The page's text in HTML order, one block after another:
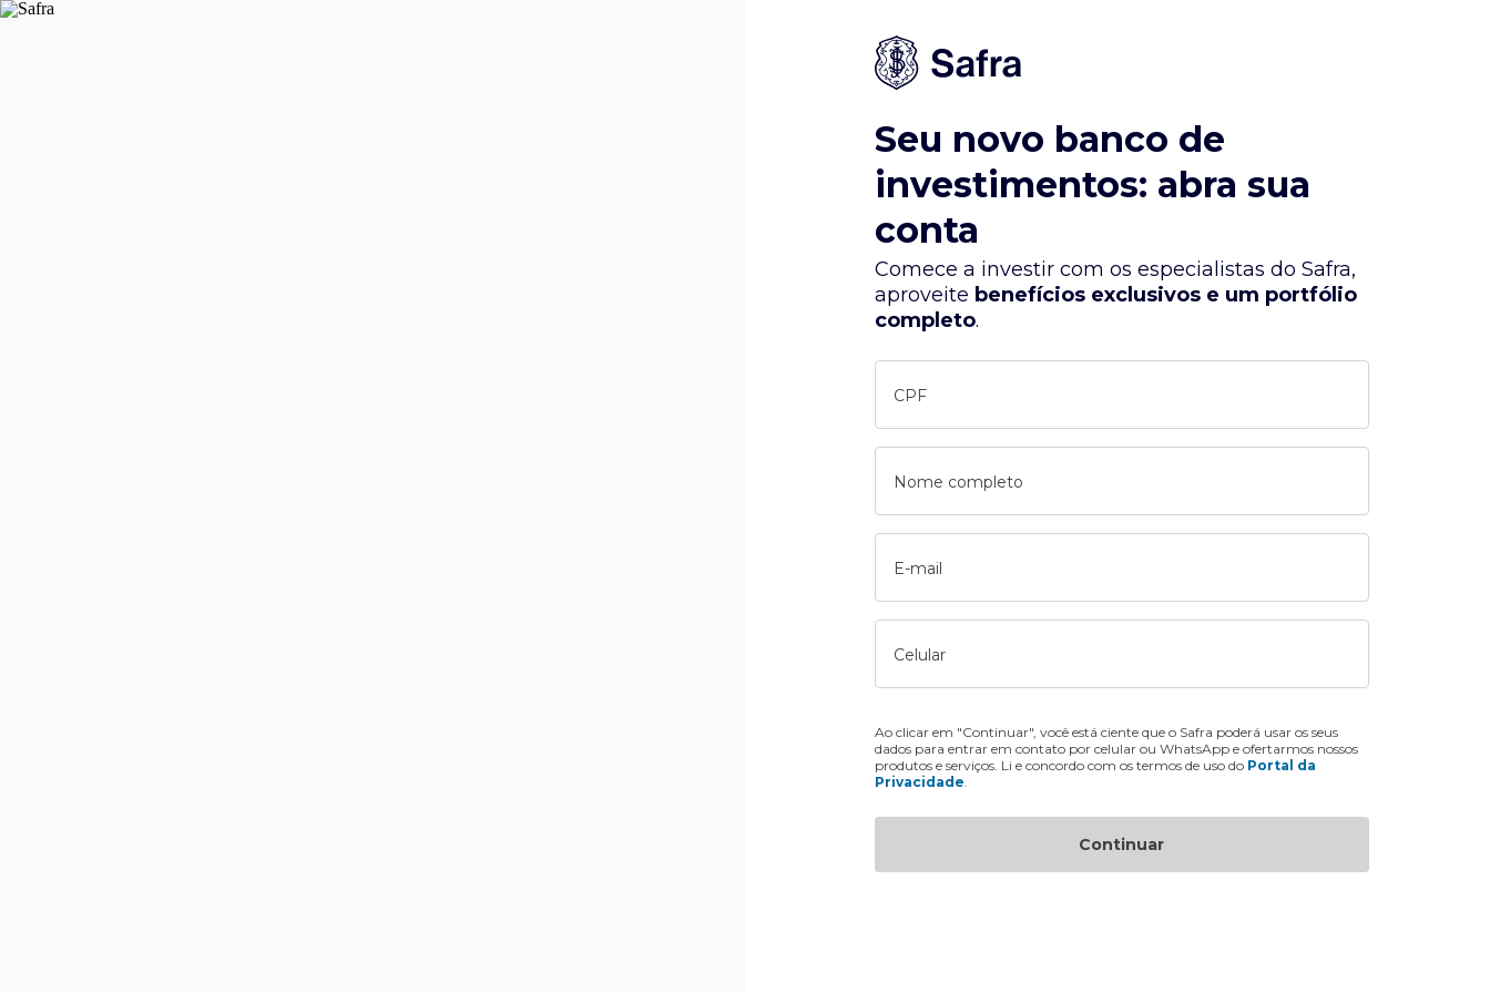
Seu novo banco de
investimentos: abra sua
conta
Comece a investir com os especialistas do Safra,
aproveite benefícios exclusivos e um portfólio
completo.
CPF
Nome completo
E-mail
Celular
Ao clicar em "Continuar", você está ciente que o Safra poderá usar os seus
dados para entrar em contato por celular ou WhatsApp e ofertarmos nossos
produtos e serviços. Li e concordo com os termos de uso do Portal da
Privacidade
Continuar